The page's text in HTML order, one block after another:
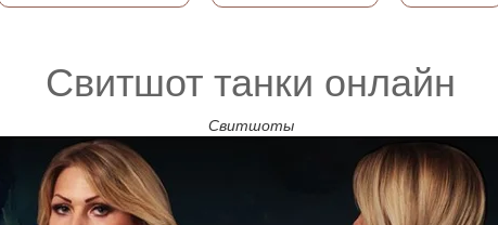
Свитшот танки онлайн
Свитшоты